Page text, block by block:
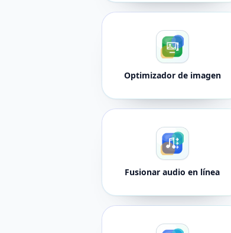
Optimizador de imagen
Fusionar audio en línea